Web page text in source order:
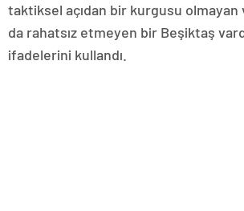
taktiksel açıdan bir kurgusu
da rahatsız etmeyen bir Beşiktaş
ifadelerini kullandı.